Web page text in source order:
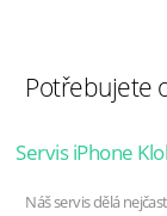
Potřebujete
Servis iPhone
Náš servis dělá